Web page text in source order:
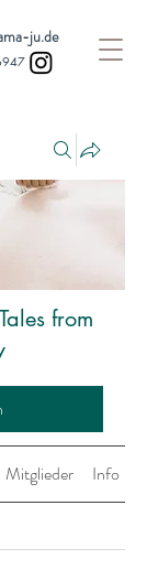
ju.de
from
Mitglieder Info